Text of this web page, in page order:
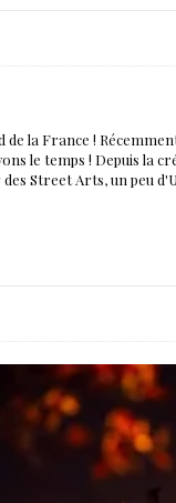
de la France !
le temps ! Depuis
Street Arts, un peu